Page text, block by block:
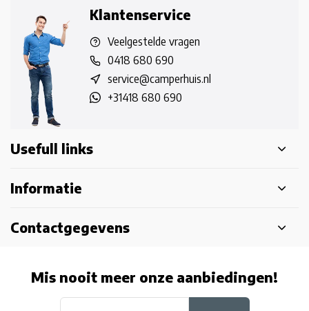
Klantenservice
Veelgestelde vragen
0418 680 690
service@camperhuis.nl
+31418 680 690
Usefull links
Informatie
Contactgegevens
Mis nooit meer onze aanbiedingen!